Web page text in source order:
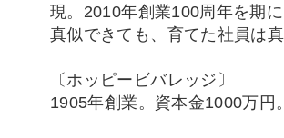
現。2010年創業100周年を期
真似できても、育てた社員は
〔ホッピービバレッジ〕
1905年創業。資本金1000万円